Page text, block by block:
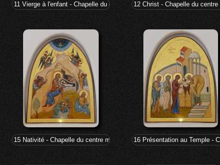
11 Vierge à l'enfant - Chapelle du centre marial12 Christ - Chapelle du centre
15 Nativité - Chapelle du centre marial 16 Présentation au Temple -